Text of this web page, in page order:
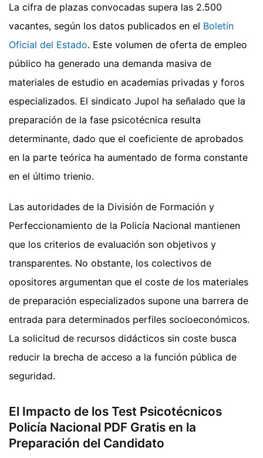
La cifra de plazas convocadas supera las 2.500
vacantes, según los datos publicados en el Boletín
Oficial del Estado. Este volumen de oferta de empleo
público ha generado una demanda masiva de
materiales de estudio en academias privadas y foros
especializados. El sindicato Jupol ha señalado que la
preparación de la fase psicotécnica resulta
determinante, dado que el coeficiente de aprobados
en la parte teórica ha aumentado de forma constante
en el último trienio.
Las autoridades de la División de Formación y
Perfeccionamiento de la Policía Nacional mantienen
que los criterios de evaluación son objetivos y
transparentes. No obstante, los colectivos de
opositores argumentan que el coste de los materiales
de preparación especializados supone una barrera de
entrada para determinados perfiles socioeconómicos.
La solicitud de recursos didácticos sin coste busca
reducir la brecha de acceso a la función pública de
seguridad.
El Impacto de los Test Psicotécnicos
Policía Nacional PDF Gratis en la
Preparación del Candidato